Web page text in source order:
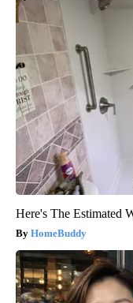
Here's The Estimated
HomeBuddy